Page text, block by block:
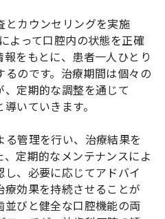
とカウンセリングを実施
よって口腔内の状態を正確
をもとに、患者一人ひとり
のです。治療期間は個々の
定期的な調整を通じて
いていきます。
管理を行い、治療結果を
定期的なメンテナンスによ
、必要に応じてアドバイ
効果を持続させることが
びと健全な口腔機能の両